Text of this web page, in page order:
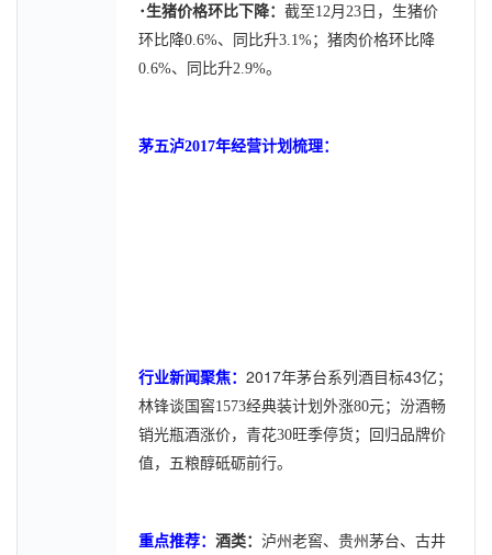
･生猪价格环比下降： 截至12月23日，生猪价
环比降0.6%、同比升3.1%；猪肉价格环比降
0.6%、同比升2.9%。
茅五泸2017年经营计划梳理：
行业新闻聚焦： 2017年茅台系列酒目标43亿 ；
林锋谈国窖1573经典装计划外涨80元；汾酒畅
销光瓶酒涨价，青花30旺季停货；回归品牌价
值，五粮醇砥砺前行。
重点推荐： 酒类： 泸州老窖、贵州茅台、古井